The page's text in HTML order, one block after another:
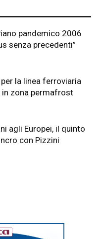
pandemico 2006
senza precedenti”
la linea ferroviaria
in zona permafrost
agli Europei, il quinto
con Pizzini